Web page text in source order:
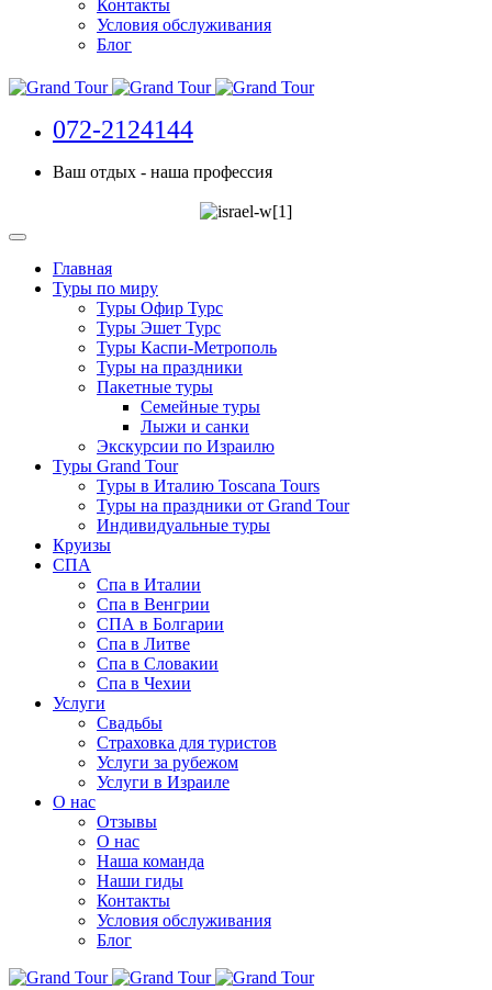
Контакты
Условия обслуживания
Блог
072-2124144
Ваш отдых - наша профессия
Главная
Туры по миру
Туры Офир Турс
Туры Эшет Турс
Туры Каспи-Метрополь
Туры на праздники
Пакетные туры
Семейные туры
Лыжи и санки
Экскурсии по Израилю
Туры Grand Tour
Туры в Италию Toscana Tours
Туры на праздники от Grand Tour
Индивидуальные туры
Круизы
СПА
Спа в Италии
Спа в Венгрии
СПА в Болгарии
Спа в Литве
Спа в Словакии
Спа в Чехии
Услуги
Свадьбы
Страховка для туристов
Услуги за рубежом
Услуги в Израиле
О нас
Отзывы
О нас
Наша команда
Наши гиды
Контакты
Условия обслуживания
Блог